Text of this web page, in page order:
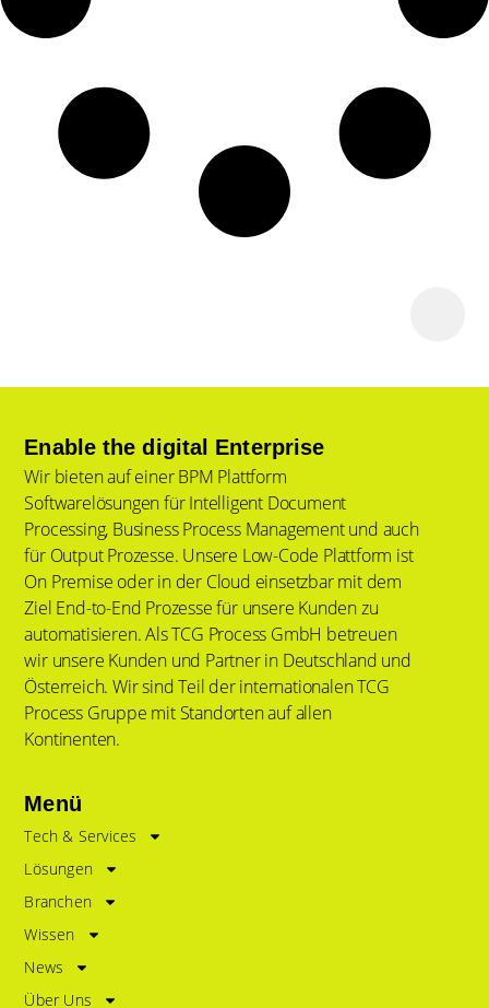
Enable the digital Enterprise
Wir bieten auf einer BPM Plattform
Softwarelösungen für Intelligent Document
Processing, Business Process Management und auch
für Output Prozesse. Unsere Low-Code Plattform ist
On Premise oder in der Cloud einsetzbar mit dem
Ziel End-to-End Prozesse für unsere Kunden zu
automatisieren. Als TCG Process GmbH betreuen
wir unsere Kunden und Partner in Deutschland und
Österreich. Wir sind Teil der internationalen TCG
Process Gruppe mit Standorten auf allen
Kontinenten.
Menü
Tech & Services
Lösungen
Branchen
Wissen
News
Über Uns